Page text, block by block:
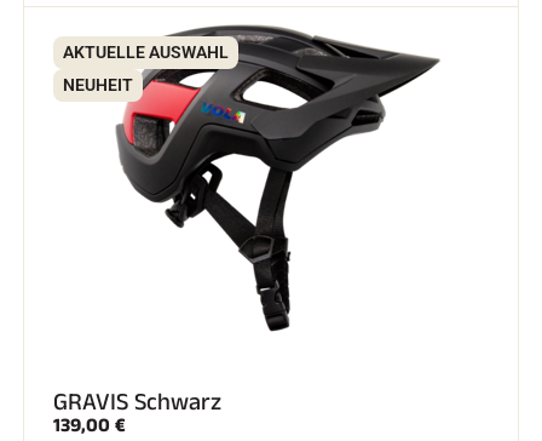
SKIFAHREN IN JEDEM GELÄNDE
AKTUELLE AUSWAHL
NEUHEIT
GRAVIS Schwarz
139,00 €